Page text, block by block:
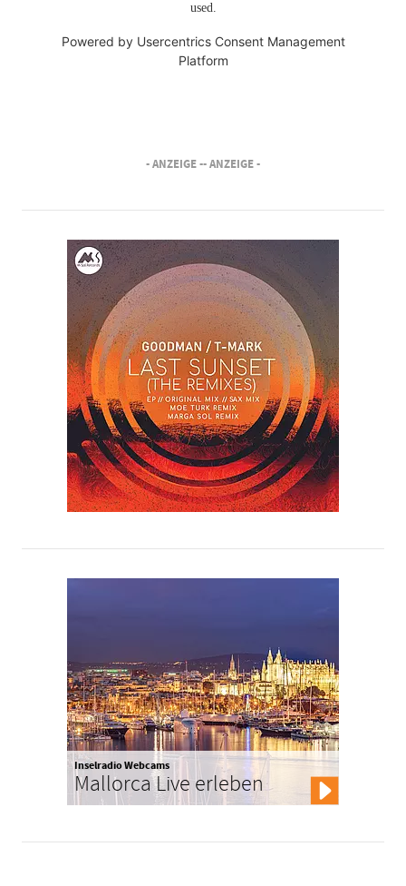
used.
Powered by Usercentrics Consent Management
Platform
- ANZEIGE -- ANZEIGE -
Inselradio Webcams
Mallorca Live erleben